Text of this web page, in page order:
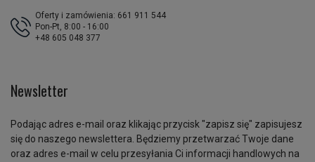
Oferty i zamówienia: 661 911 544
Pon-Pt, 8:00 - 16:00
+48 605 048 377
Newsletter
Podając adres e-mail oraz klikając przycisk "zapisz się" zapisujesz
się do naszego newslettera. Będziemy przetwarzać Twoje dane
oraz adres e-mail w celu przesyłania Ci informacji handlowych na